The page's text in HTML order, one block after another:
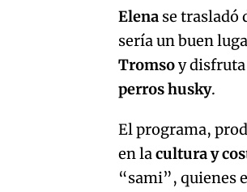
Elena se trasladó
sería un buen
Tromsoy
perros husky.
El programa,
en lacultura y
“sami”, quienes